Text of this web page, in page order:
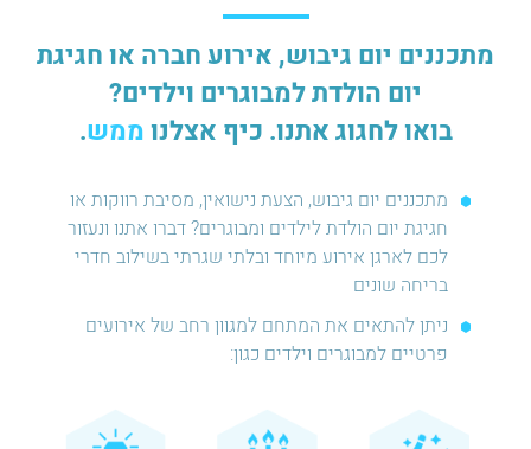
מתכננים יום גיבוש, אירוע חברה או חגיגת
יום הולדת למבוגרים וילדים?
בואו לחגוג אתנו. כיף אצלנוממש.
מתכננים יום גיבוש, הצעת נישואין, מסיבת רווקות או
חגיגת יום הולדת לילדים ומבוגרים? דברו אתנו ונעזור
לכם לארגן אירוע מיוחד ובלתי שגרתי בשילוב חדרי
בריחה שונים
ניתן להתאים את המתחם למגוון רחב של אירועים
פרטיים למבוגרים וילדים כגון: